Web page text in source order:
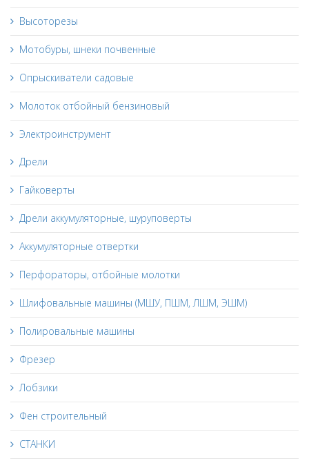
Высоторезы
Мотобуры, шнеки почвенные
Опрыскиватели садовые
Молоток отбойный бензиновый
Электроинструмент
Дрели
Гайковерты
Дрели аккумуляторные, шуруповерты
Аккумуляторные отвертки
Перфораторы, отбойные молотки
Шлифовальные машины (МШУ, ПШМ, ЛШМ, ЭШМ)
Полировальные машины
Фрезер
Лобзики
Фен строительный
СТАНКИ